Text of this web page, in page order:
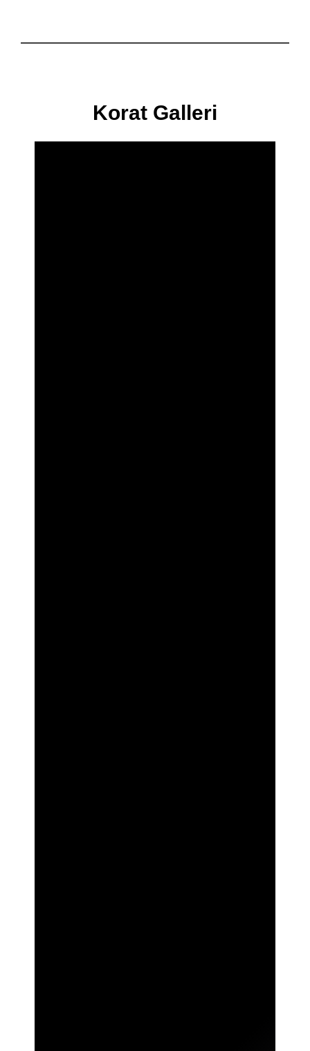
Korat Galleri